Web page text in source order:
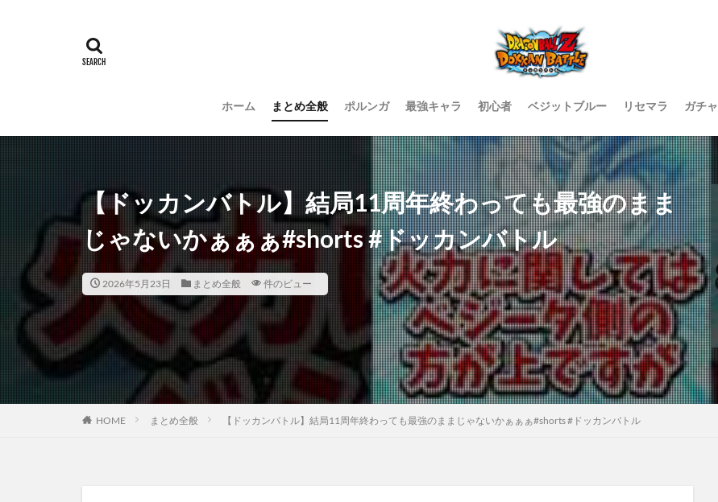
ホーム まとめ全般 ポルンガ 最強キャラ 初心者 ベジットブルー リセマラ ガチャ
【ドッカンバトル】結局11周年終わっても最強のまま
じゃないかぁぁぁ#shorts #ドッカンバトル
2026年5月23日 まとめ全般 件のビュー
HOME まとめ全般 【ドッカンバトル】結局11周年終わっても最強のままじゃないかぁぁぁ#shorts #ドッカンバトル